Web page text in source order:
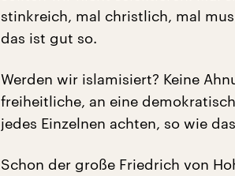
stinkreich, mal christlich, mal
das ist gut so.
Werden wir islamisiert? Keine
freiheitliche, an eine
jedes Einzelnen achten, so wie
Schon der große Friedrich von